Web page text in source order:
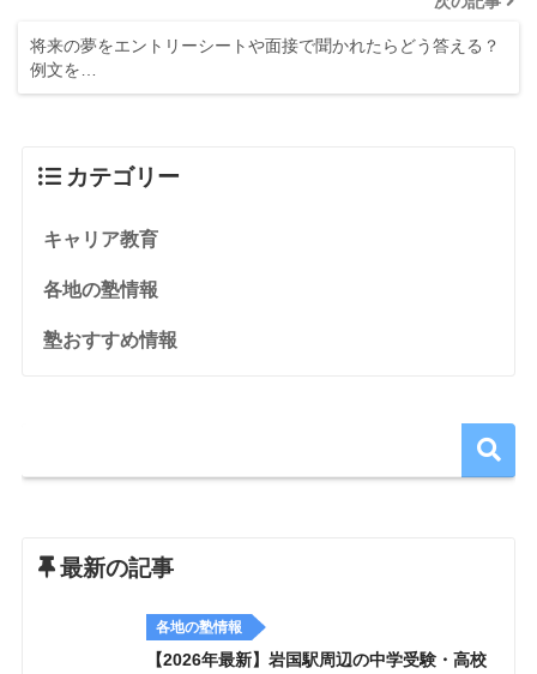
将来の夢をエントリーシートや面接で聞かれたらどう答える？
例文を…
カテゴリー
キャリア教育
各地の塾情報
塾おすすめ情報
最新の記事
各地の塾情報
【2026年最新】岩国駅周辺の中学受験・高校